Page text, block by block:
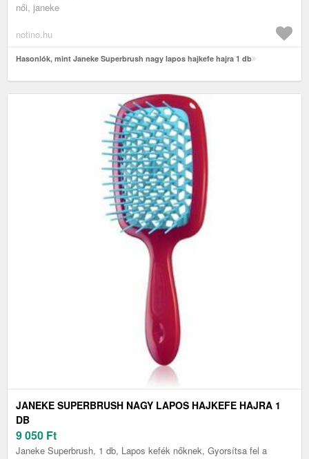
női, janeke
notino.hu
Hasonlók, mint Janeke Superbrush nagy lapos hajkefe hajra 1 db
JANEKE SUPERBRUSH NAGY LAPOS HAJKEFE HAJRA 1
DB
9 050 Ft
Janeke Superbrush, 1 db, Lapos kefék nőknek, Gyorsítsa fel a